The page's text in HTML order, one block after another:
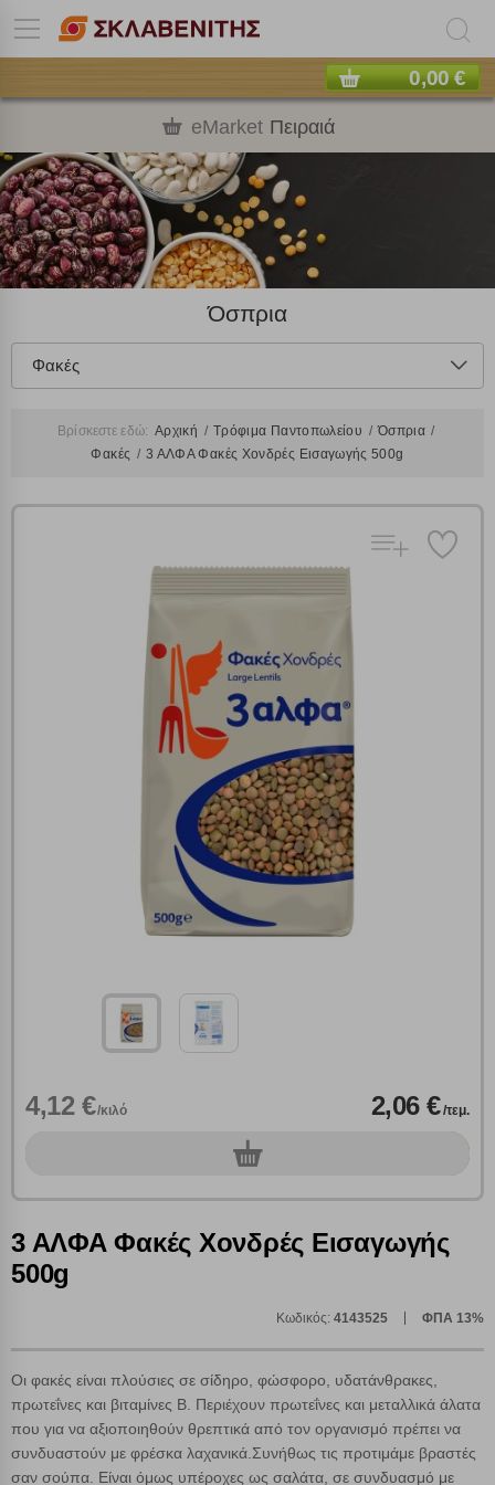
0,00 €
eMarket Πειραιά
Όσπρια
Φακές
Βρίσκεστε εδώ: Αρχική Τρόφιμα Παντοπωλείου
Όσπρια
Φακές
3 ΑΛΦΑ Φακές Χονδρές Εισαγωγής 500g
4,12 €/κιλό 2,06 €/τεμ.
0τεμ.
3 ΑΛΦΑ Φακές Χονδρές Εισαγωγής
500g
Κωδικός: 4143525 ΦΠΑ 13%
Οι φακές είναι πλούσιες σε σίδηρο, φώσφορο, υδατάνθρακες,
πρωτεΐνες και βιταμίνες Β. Περιέχουν πρωτεΐνες και μεταλλικά άλατα
που για να αξιοποιηθούν θρεπτικά από τον οργανισμό πρέπει να
συνδυαστούν με φρέσκα λαχανικά.Συνήθως τις προτιμάμε βραστές
σαν σούπα. Είναι όμως υπέροχες ως σαλάτα, σε συνδυασμό με
προϊόντων.
Γράψτε τα προϊόντα που επιθυμείτε, με κόμμα ανάμεσά
Ενημέρωση
Κατά την απλή περιήγηση ή/και χρήση του ιστότοπου συλλέγουμε
αυτόματα δεδομένα σύνδεσης και πληροφορίες σχετικές με την
περιήγησή σας, οι οποίες είναι μη εξατομικευμένες και σπάνια
περιέχουν προσωποποιημένα χαρακτηριστικά που υποδεικνύουν την
ταυτότητά σας. Τα cookies είναι μικρά αρχεία κειμένου τα οποία,